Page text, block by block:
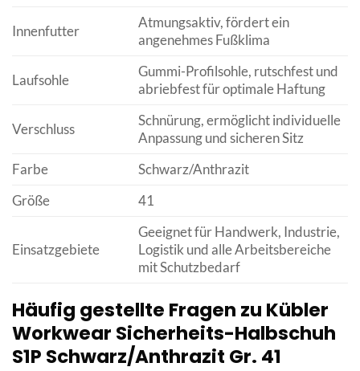
Innenfutter
Atmungsaktiv, fördert ein
angenehmes Fußklima
Laufsohle
Gummi-Profilsohle, rutschfest und
abriebfest für optimale Haftung
Verschluss
Schnürung, ermöglicht individuelle
Anpassung und sicheren Sitz
Farbe
Schwarz/Anthrazit
Größe
41
Einsatzgebiete
Geeignet für Handwerk, Industrie,
Logistik und alle Arbeitsbereiche
mit Schutzbedarf
Häufig gestellte Fragen zu Kübler
Workwear Sicherheits-Halbschuh
S1P Schwarz/Anthrazit Gr. 41